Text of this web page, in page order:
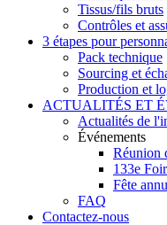
Tissus/fils bruts
Contrôles et
3 étapes pour
Pack technique
Sourcing et
Production et
ACTUALITÉS ET
Actualités de
Événements
Réunion
133e
Fête
FAQ
Contactez-nous